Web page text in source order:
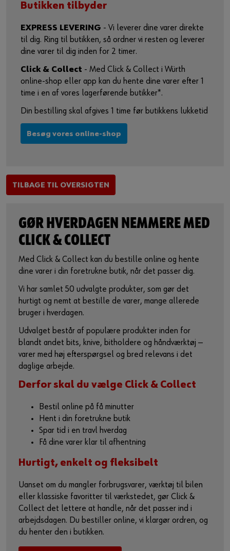
Butikken tilbyder
EXPRESS LEVERING - Vi leverer dine varer direkte
til dig. Ring til butikken, så ordner vi resten og leverer
dine varer til dig inden for 2 timer.
Click & Collect - Med Click & Collect i Würth
online-shop eller app kan du hente dine varer efter 1
time i en af vores lagerførende butikker*.
Din bestilling skal afgives 1 time før butikkens lukketid
Besøg vores online-shop
TILBAGE TIL OVERSIGTEN
GØR HVERDAGEN NEMMERE MED
CLICK & COLLECT
Med Click & Collect kan du bestille online og hente
dine varer i din foretrukne butik, når det passer dig.
Vi har samlet 50 udvalgte produkter, som gør det
hurtigt og nemt at bestille de varer, mange allerede
bruger i hverdagen.
Udvalget består af populære produkter inden for
blandt andet bits, knive, bitholdere og håndværktøj —
varer med høj efterspørgsel og bred relevans i det
daglige arbejde.
Derfor skal du vælge Click & Collect
Bestil online på få minutter
Hent i din foretrukne butik
Spar tid i en travl hverdag
Få dine varer klar til afhentning
Hurtigt, enkelt og fleksibelt
Uanset om du mangler forbrugsvarer, værktøj til bilen
eller klassiske favoritter til værkstedet, gør Click &
Collect det lettere at handle, når det passer ind i
arbejdsdagen. Du bestiller online, vi klargør ordren, og
du henter den i butikken.